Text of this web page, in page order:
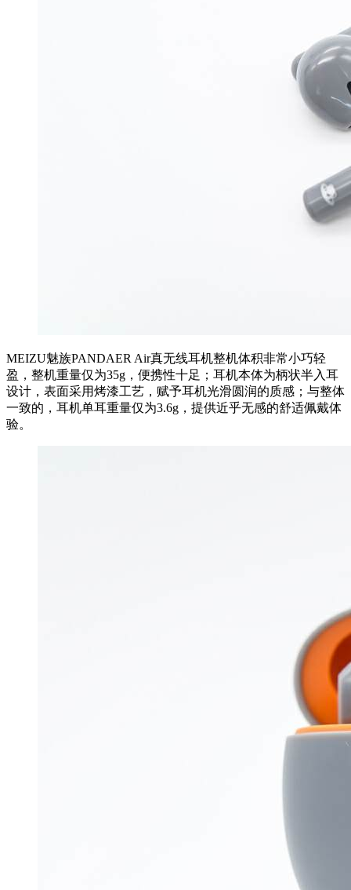
MEIZU魅族PANDAER Air真无线耳机整机体积非常小巧轻
盈，整机重量仅为35g，便携性十足；耳机本体为柄状半入耳
设计，表面采用烤漆工艺，赋予耳机光滑圆润的质感；与整体
一致的，耳机单耳重量仅为3.6g，提供近乎无感的舒适佩戴体
验。